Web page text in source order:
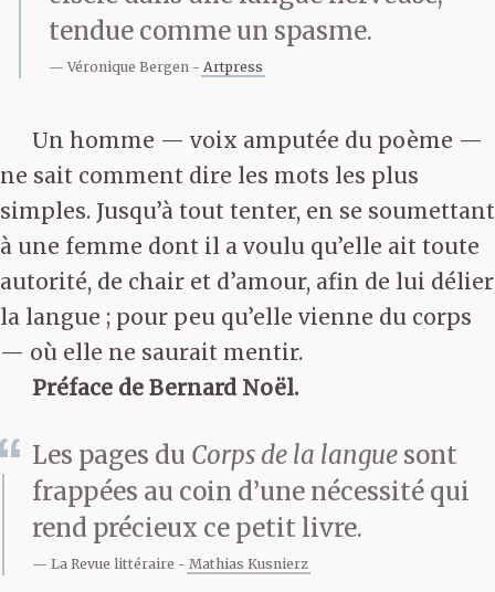
tendue comme un spasme.
Véronique Bergen Artpress
Un homme — voix amputée du poème —
ne sait comment dire les mots les plus
simples. Jusqu’à tout tenter, en se soumettant
à une femme dont il a voulu qu’elle ait toute
autorité, de chair et d’amour, afin de lui délier
la langue ; pour peu qu’elle vienne du corps
— où elle ne saurait mentir.
Préface de Bernard Noël.
Les pages du Corps de la langue sont
frappées au coin d’une nécessité qui
rend précieux ce petit livre.
La Revue littéraire Mathias Kusnierz